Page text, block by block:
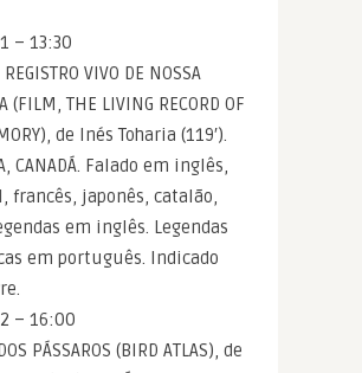
– 13:30
VIVO DE NOSSA
(FILM, THE LIVING RECORD OF
de Inés Toharia (119′).
CANADÁ. Falado em inglês,
francês, japonês, catalão,
em inglês. Legendas
em português. Indicado
– 16:00
PÁSSAROS (BIRD ATLAS), de